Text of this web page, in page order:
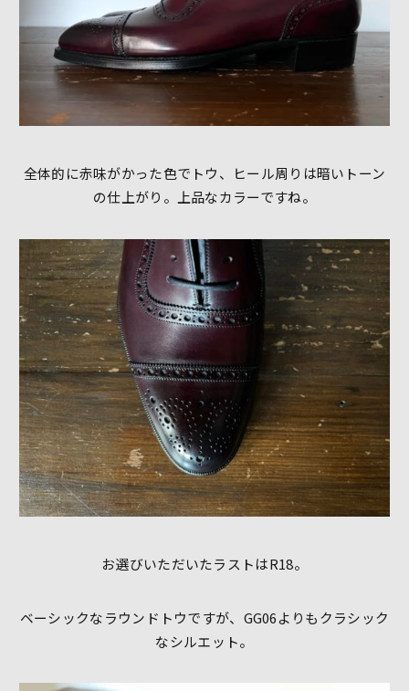
全体的に赤味がかった色でトウ、ヒール周りは暗いトーン
の仕上がり。上品なカラーですね。
お選びいただいたラストはR18。
ベーシックなラウンドトウですが、GG06よりもクラシック
なシルエット。